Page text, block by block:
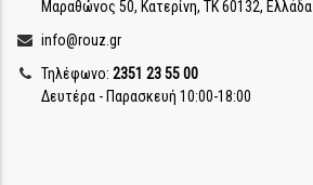
Μαραθώνος 50, Κατερίνη, ΤΚ 60132, Ελλάδα
info@rouz.gr
Τηλέφωνο: 2351 23 55 00
Δευτέρα - Παρασκευή 10:00-18:00